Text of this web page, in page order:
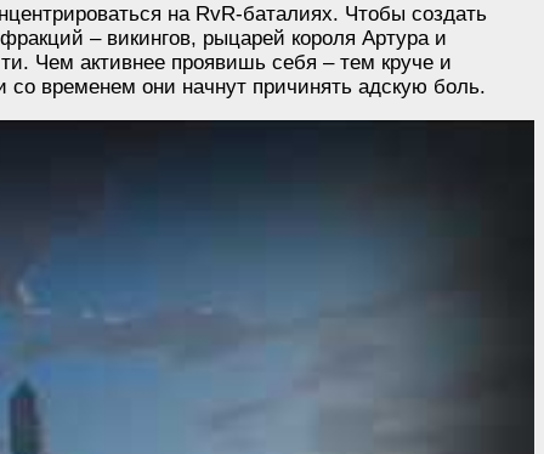
на RvR-баталиях. Чтобы создать
– викингов, рыцарей короля Артура и
Чем активнее проявишь себя – тем круче и
со временем они начнут причинять адскую боль.